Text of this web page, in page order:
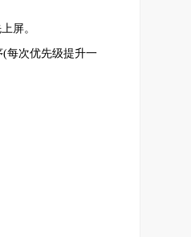
屏。
次优先级提升一